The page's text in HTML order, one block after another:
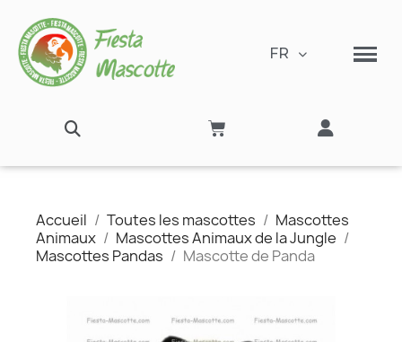
FR
Accueil Toutes les mascottes
Mascottes
Animaux
Mascottes Animaux de la Jungle
Mascottes Pandas
Mascotte de Panda